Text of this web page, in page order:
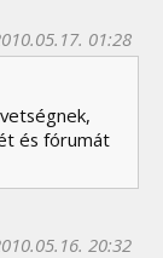
01:28
és fórumát
20:32